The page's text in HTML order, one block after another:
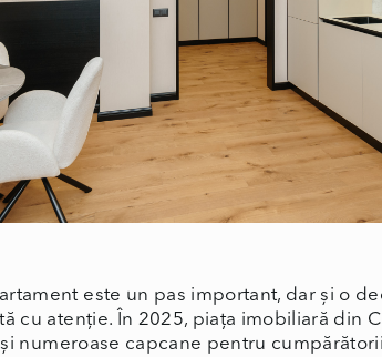
este un pas important, dar și o
cu atenție. În 2025, piața imobiliară din
numeroase capcane pentru